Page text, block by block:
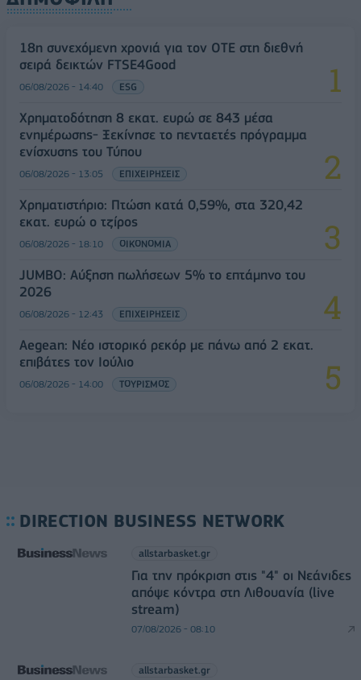
18η συνεχόμενη χρονιά για τον ΟΤΕ στη διεθνή
σειρά δεικτών FTSE4Good
06/08/2026 - 14:40 ESG
Χρηματοδότηση 8 εκατ. ευρώ σε 843 μέσα
ενημέρωσης- Ξεκίνησε το πενταετές πρόγραμμα
ενίσχυσης του Τύπου
06/08/2026 - 13:05 ΕΠΙΧΕΙΡΗΣΕΙΣ
Χρηματιστήριο: Πτώση κατά 0,59%, στα 320,42
εκατ. ευρώ ο τζίρος
06/08/2026 - 18:10 ΟΙΚΟΝΟΜΙΑ
JUMBO: Αύξηση πωλήσεων 5% το επτάμηνο του
2026
06/08/2026 - 12:43 ΕΠΙΧΕΙΡΗΣΕΙΣ
Aegean: Νέο ιστορικό ρεκόρ με πάνω από 2 εκατ.
επιβάτες τον Ιούλιο
06/08/2026 - 14:00 ΤΟΥΡΙΣΜΟΣ
DIRECTION BUSINESS NETWORK
allstarbasket.gr
Για την πρόκριση στις "4" οι Νεάνιδες
απόψε κόντρα στη Λιθουανία (live
stream)
07/08/2026 - 08:10
allstarbasket.gr